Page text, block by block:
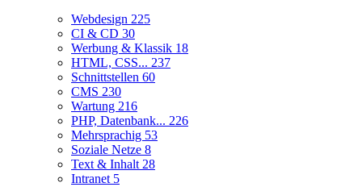
Webdesign 225
CI & CD 30
Werbung & Klassik 18
HTML, CSS... 237
Schnittstellen 60
CMS 230
Wartung 216
PHP, Datenbank... 226
Mehrsprachig 53
Soziale Netze 8
Text & Inhalt 28
Intranet 5